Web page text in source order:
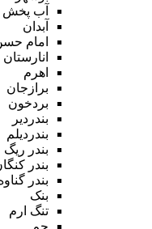
آب پخش
آبدان
امام
انارستان
اهرم
برازجان
بردخون
بندردیر
بندردیلم
بندر ریگ
بندر
بندر
بنک
تنگ ارم
جم